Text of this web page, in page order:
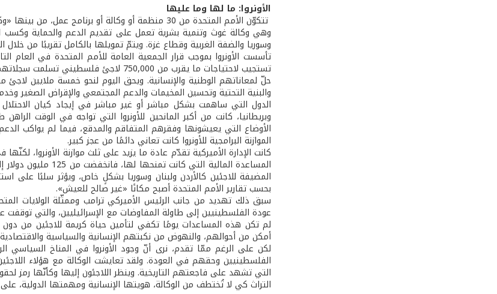
الأونروا: ما لها وما عليها
تتكوّن الأمم المتحدة من 30 منظمة أو وكالة أو برنامج
وسوريا والضفة الغربية وقطاع غزة. ويتمّ تمويلها بالكامل تقريبًا من
تستجيب لاحتياجات ما يقرب من 750,000
حلّ لمعاناتهم الوطنية والإنسانية. ويحق اليوم لنحو خمسة ملايين
والبنية التحتية وتحسين المخيمات والدعم المجتمعي والإقراض الصغير
الدول التي ساهمت بشكل مباشر أو غير مباشر في إيجاد كيان
وبريطانيا، كانت من أكبر المانحين للأونروا التي تواجه في الوقت
الأوضاع التي يعيشونها وفقرهم المتفاقم والمدقع، فيما لم يواكب
الموازنة البرامجية للأونروا كانت تعاني دائمًا من عجز كبير.
المضيفة للاجئين كالأردن ولبنان وسوريا بشكلٍ خاص، ويؤثر سلبًا على
بحسب تقارير الأمم المتحدة أصبح مكانًا «غير صالح للعيش».
سبق ذلك تهديد من جانب الرئيس الأميركي ترامب وممثّلة الولايات
عودة الفلسطينيين إلى طاولة المفاوضات مع الإسرائيليين، والتي
لم تكن هذه المساعدات يومًا تكفي لتأمين حياة كريمة للاجئين من دون
أمكن من أحوالهم، والنهوض من نكبتهم الإنسانية والسياسية
لكن على الرغم ممّا تقدم، نرى أنّ وجود الأونروا في المناخ السياسي
الفلسطينيين وحقهم في العودة. ولقد تعايشت الوكالة مع هؤلاء
التي تشهد على فاجعتهم التاريخية. وينظر اللاجئون إليها وكأنّها رمز
التراث كي لا تُختطف من الوكالة، هويتها الإنسانية ومهمتها